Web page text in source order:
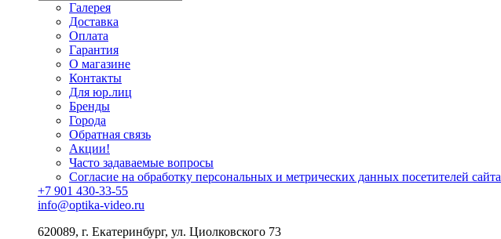
Галерея
Доставка
Оплата
Гарантия
О магазине
Контакты
Для юр.лиц
Бренды
Города
Обратная связь
Акции!
Часто задаваемые вопросы
Согласие на обработку персональных и метрических данных посетителей сайта
+7 901 430-33-55
info@optika-video.ru
620089, г. Екатеринбург, ул. Циолковского 73